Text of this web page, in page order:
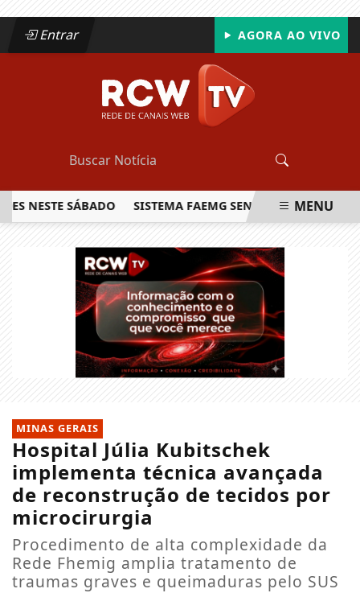
Entrar AGORA AO VIVO
SÁBADO SISTEMA FAEMG SENAR LANÇA O PRIMEIRO
MENU
MINAS GERAIS
Hospital Júlia Kubitschek
implementa técnica avançada
de reconstrução de tecidos por
microcirurgia
Procedimento de alta complexidade da
Rede Fhemig amplia tratamento de
traumas graves e queimaduras pelo SUS